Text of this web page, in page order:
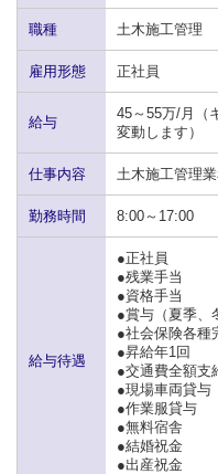
職種 土木施工管理
雇用形態 正社員
給与
45～55万/月（
変動します）
仕事内容 土木施工管理
勤務時間 8:00～17:00
給与待遇
●正社員
●残業手当
●資格手当
●賞与（夏季、
●社会保険各種
●昇給年1回
●交通費全額支
●現場車両貸与
●作業服貸与
●無料宿舎
●結婚祝金
●出産祝金